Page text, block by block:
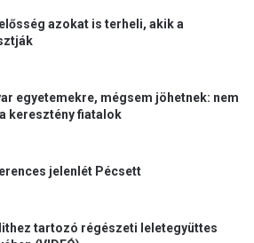
azokat is terheli, akik a
egyetemekre, mégsem jöhetnek: nem
keresztény fiatalok
jelenlét Pécsett
tartozó régészeti leletegyüttes